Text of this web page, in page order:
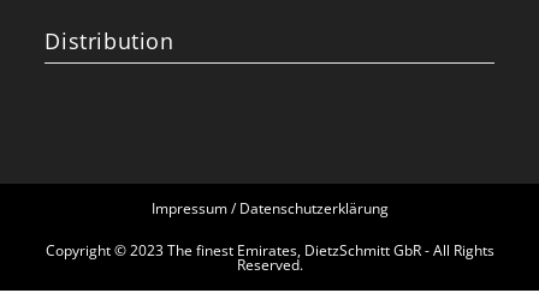
Distribution
Impressum / Datenschutzerklärung
Copyright © 2023 The finest Emirates, DietzSchmitt GbR - All Rights
Reserved.